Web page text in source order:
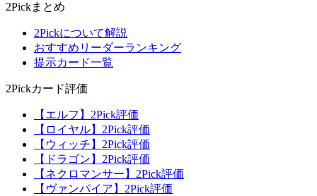
2Pickまとめ
2Pickについて解説
おすすめリーダーランキング
提示カード一覧
2Pickカード評価
【エルフ】2Pick評価
【ロイヤル】2Pick評価
【ウィッチ】2Pick評価
【ドラゴン】2Pick評価
【ネクロマンサー】2Pick評価
【ヴァンパイア】2Pick評価